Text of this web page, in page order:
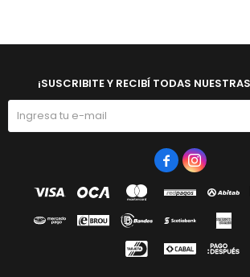
¡SUSCRIBITE Y RECIBÍ TODAS
 